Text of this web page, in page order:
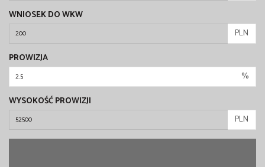
WNIOSEK DO WKW
PLN
PROWIZJA
%
WYSOKOŚĆ PROWIZJI
PLN